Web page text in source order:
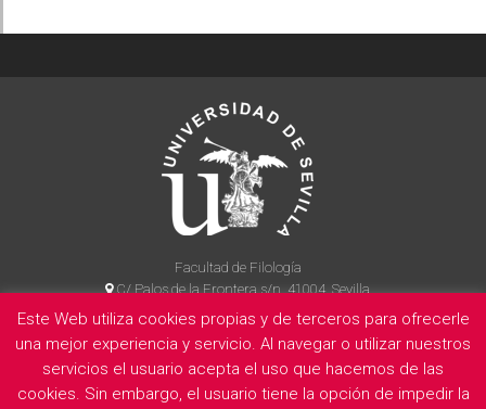
Facultad de Filología
C/ Palos de la Frontera s/n, 41004, Sevilla
954 55 14 90
La Facultad Información legal Politica de privacidad Cookies
Este Web utiliza cookies propias y de terceros para ofrecerle
una mejor experiencia y servicio. Al navegar o utilizar nuestros
servicios el usuario acepta el uso que hacemos de las
cookies. Sin embargo, el usuario tiene la opción de impedir la